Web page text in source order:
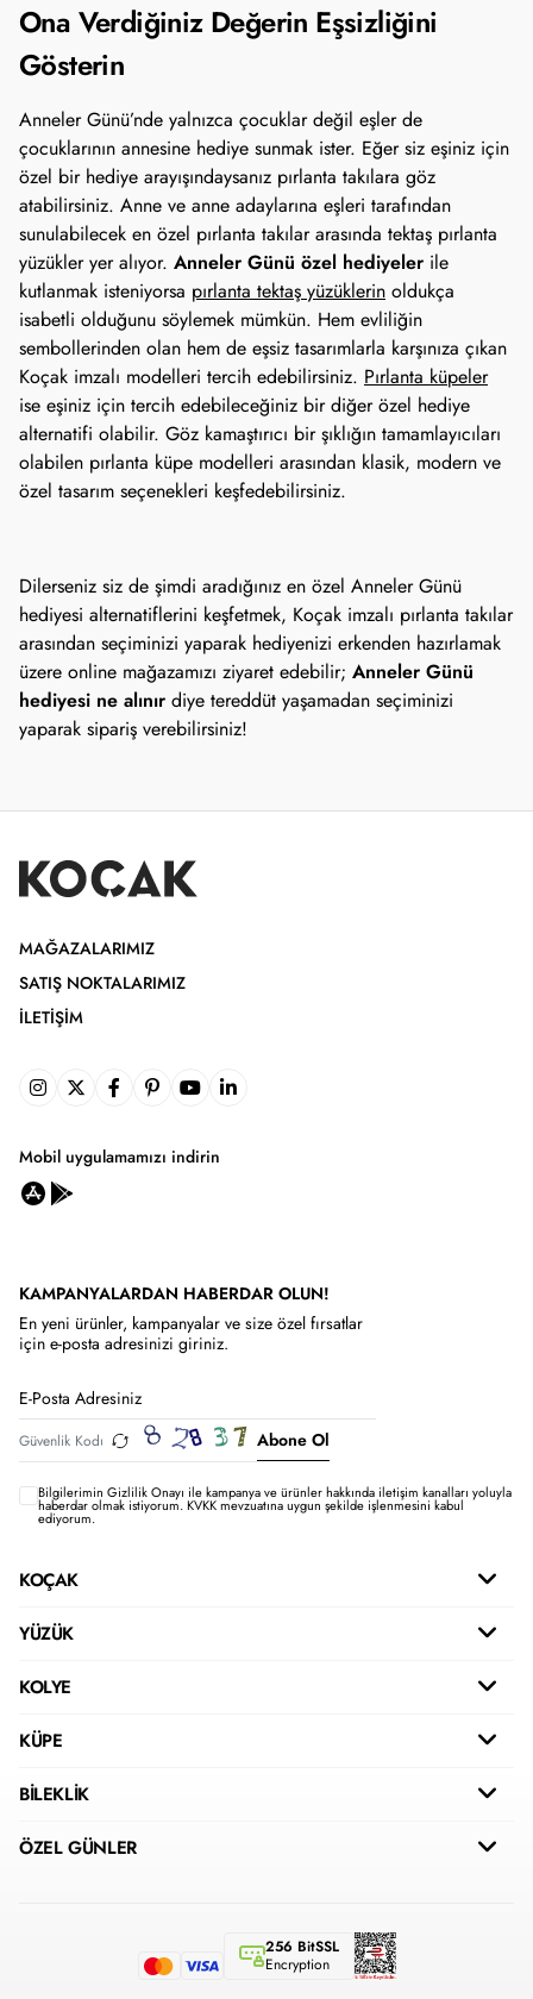
Ona Verdiğiniz Değerin Eşsizliğini
Gösterin
Anneler Günü’nde yalnızca çocuklar değil eşler de
çocuklarının annesine hediye sunmak ister. Eğer siz eşiniz için
özel bir hediye arayışındaysanız pırlanta takılara göz
atabilirsiniz. Anne ve anne adaylarına eşleri tarafından
sunulabilecek en özel pırlanta takılar arasında tektaş pırlanta
yüzükler yer alıyor. Anneler Günü özel hediyeler ile
kutlanmak isteniyorsa pırlanta tektaş yüzüklerin oldukça
isabetli olduğunu söylemek mümkün. Hem evliliğin
sembollerinden olan hem de eşsiz tasarımlarla karşınıza çıkan
Koçak imzalı modelleri tercih edebilirsiniz. Pırlanta küpeler
ise eşiniz için tercih edebileceğiniz bir diğer özel hediye
alternatifi olabilir. Göz kamaştırıcı bir şıklığın tamamlayıcıları
olabilen pırlanta küpe modelleri arasından klasik, modern ve
özel tasarım seçenekleri keşfedebilirsiniz.
Dilerseniz siz de şimdi aradığınız en özel Anneler Günü
hediyesi alternatiflerini keşfetmek, Koçak imzalı pırlanta takılar
arasından seçiminizi yaparak hediyenizi erkenden hazırlamak
üzere online mağazamızı ziyaret edebilir; Anneler Günü
hediyesi ne alınır diye tereddüt yaşamadan seçiminizi
yaparak sipariş verebilirsiniz!
MAĞAZALARIMIZ
SATIŞ NOKTALARIMIZ
İLETIŞIM
Mobil uygulamamızı indirin
KAMPANYALARDAN HABERDAR OLUN!
En yeni ürünler, kampanyalar ve size özel fırsatlar
için e-posta adresinizi giriniz.
Abone Ol
Bilgilerimin Gizlilik Onayı ile kampanya ve ürünler hakkında iletişim kanalları yoluyla
haberdar olmak istiyorum.KVKK mevzuatına uygun şekilde işlenmesini kabul
ediyorum.
KOÇAK
YÜZÜK
KOLYE
KÜPE
BİLEKLİK
ÖZEL GÜNLER
256 BitSSL
Encryption